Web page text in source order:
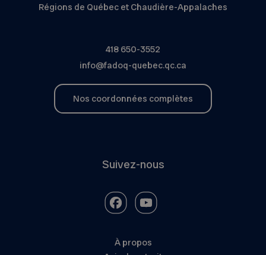
Régions de Québec et Chaudière-Appalaches
418 650-3552
info@fadoq-quebec.qc.ca
Nos coordonnées complètes
Suivez-nous
À propos